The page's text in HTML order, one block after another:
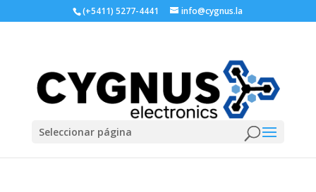
(+5411) 5277-4441 info@cygnus.la
Seleccionar página